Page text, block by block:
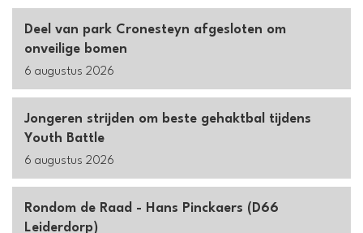
Deel van park Cronesteyn afgesloten om
onveilige bomen
6 augustus 2026
Jongeren strijden om beste gehaktbal tijdens
Youth Battle
6 augustus 2026
Rondom de Raad - Hans Pinckaers (D66
Leiderdorp)